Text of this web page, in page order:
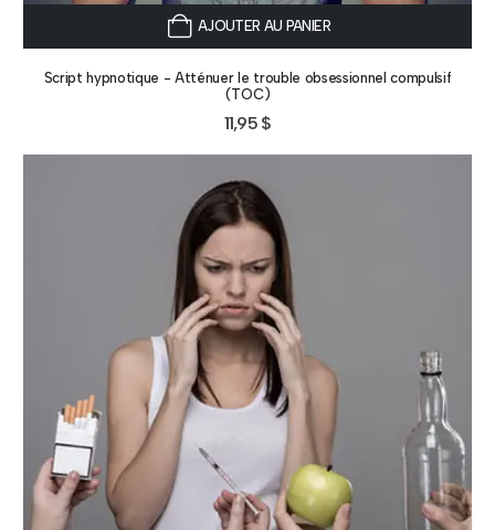
AJOUTER AU PANIER
Script hypnotique - Atténuer le trouble obsessionnel compulsif
(TOC)
11,95 $